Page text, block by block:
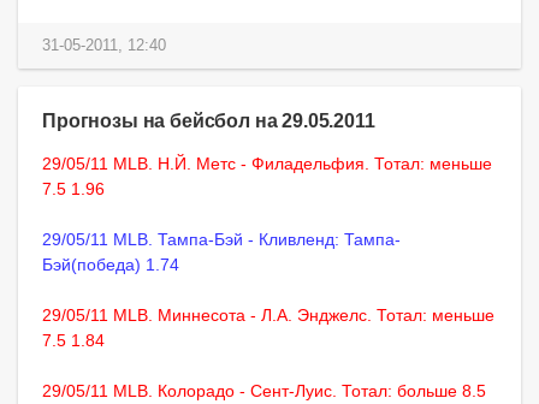
31-05-2011, 12:40
Прогнозы на бейсбол на 29.05.2011
29/05/11 MLB. Н.Й. Метс - Филадельфия. Тотал: меньше
7.5 1.96
29/05/11 MLB. Тампа-Бэй - Кливленд: Тампа-
Бэй(победа) 1.74
29/05/11 MLB. Миннесота - Л.А. Энджелс. Тотал: меньше
7.5 1.84
29/05/11 MLB. Колорадо - Сент-Луис. Тотал: больше 8.5